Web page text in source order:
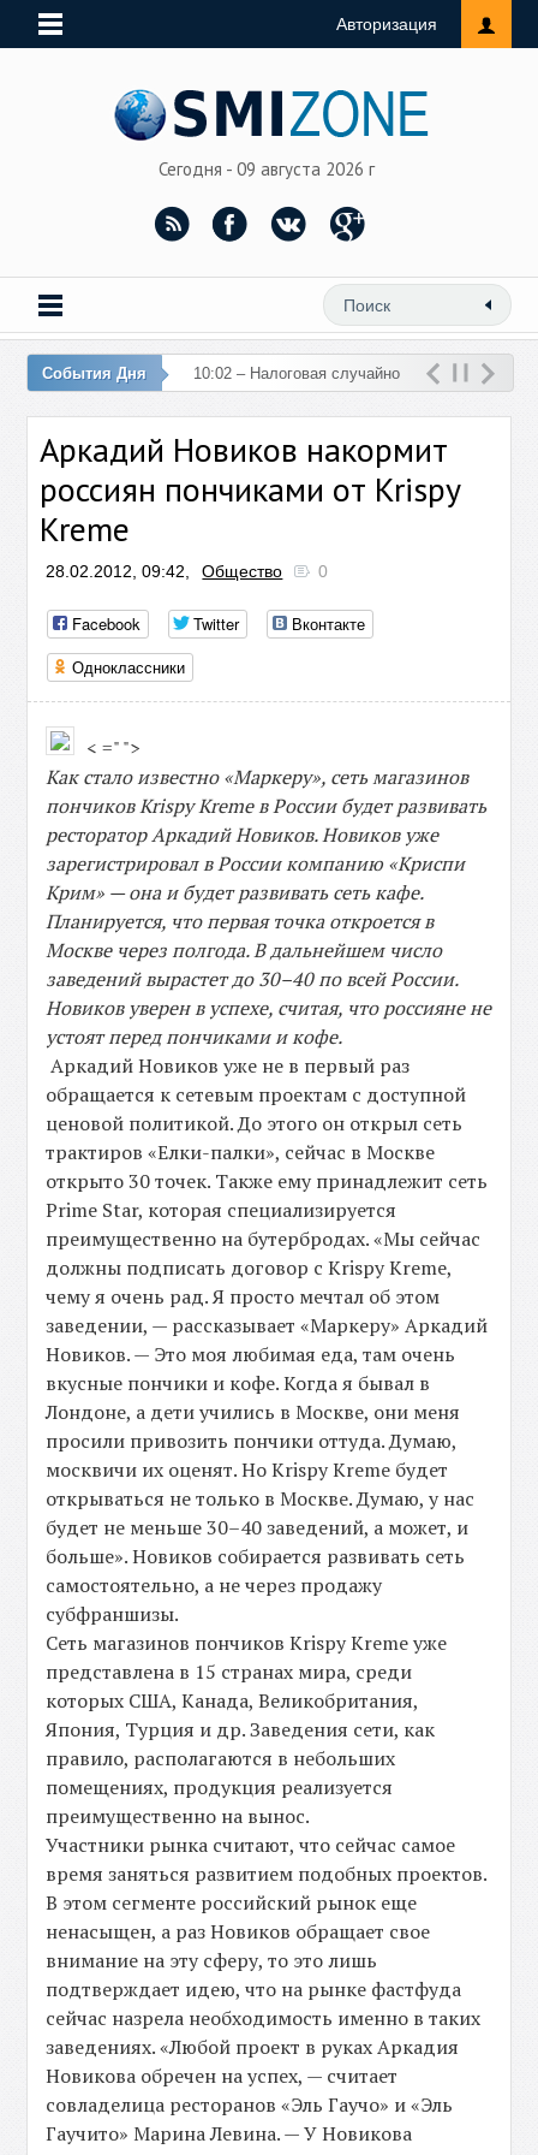
Авторизация
Сегодня - 09 августа 2026 г
События Дня 10:02 – Налоговая случайно
на счет женщины
Аркадий Новиков накормит
россиян пончиками от Krispy
Kreme
28.02.2012, 09:42, Общество 0
Facebook Twitter
Вконтакте
Одноклассники
< =" ">
Как стало известно «Маркеру», сеть магазинов
пончиков Krispy Kreme в России будет развивать
ресторатор Аркадий Новиков. Новиков уже
зарегистрировал в России компанию «Криспи
Крим» — она и будет развивать сеть кафе.
Планируется, что первая точка откроется в
Москве через полгода. В дальнейшем число
заведений вырастет до 30–40 по всей России.
Новиков уверен в успехе, считая, что россияне не
устоят перед пончиками и кофе.
Аркадий Новиков уже не в первый раз
обращается к сетевым проектам с доступной
ценовой политикой. До этого он открыл сеть
трактиров «Елки-палки», сейчас в Москве
открыто 30 точек. Также ему принадлежит сеть
Prime Star, которая специализируется
преимущественно на бутербродах. «Мы сейчас
должны подписать договор с Krispy Kreme,
чему я очень рад. Я просто мечтал об этом
заведении, — рассказывает «Маркеру» Аркадий
Новиков. — Это моя любимая еда, там очень
вкусные пончики и кофе. Когда я бывал в
Лондоне, а дети учились в Москве, они меня
просили привозить пончики оттуда. Думаю,
москвичи их оценят. Но Krispy Kreme будет
открываться не только в Москве. Думаю, у нас
будет не меньше 30–40 заведений, а может, и
больше». Новиков собирается развивать сеть
самостоятельно, а не через продажу
субфраншизы.
Сеть магазинов пончиков Krispy Kreme уже
представлена в 15 странах мира, среди
которых США, Канада, Великобритания,
Япония, Турция и др. Заведения сети, как
правило, располагаются в небольших
помещениях, продукция реализуется
преимущественно на вынос.
Участники рынка считают, что сейчас самое
время заняться развитием подобных проектов.
В этом сегменте российский рынок еще
ненасыщен, а раз Новиков обращает свое
внимание на эту сферу, то это лишь
подтверждает идею, что на рынке фастфуда
сейчас назрела необходимость именно в таких
заведениях. «Любой проект в руках Аркадия
Новикова обречен на успех, — считает
совладелица ресторанов «Эль Гаучо» и «Эль
Гаучито» Марина Левина. — У Новикова